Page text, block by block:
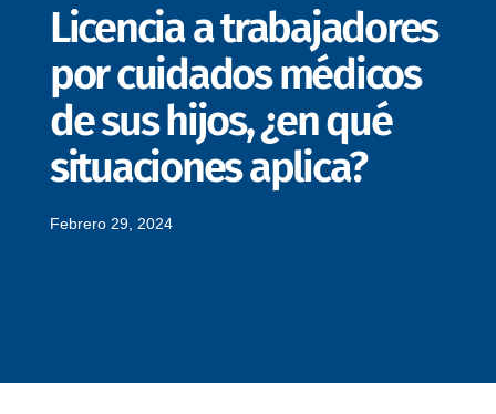
Licencia a trabajadores
por cuidados médicos
de sus hijos, ¿en qué
situaciones aplica?
Febrero 29, 2024